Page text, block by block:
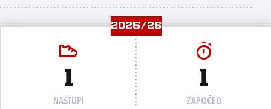
2025/26
1
NASTUPI
1
ZAPOČEO